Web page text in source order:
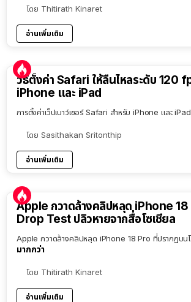
โดย Thitirath Kinaret
อ่านเพิ่มเติม
วิธีตั้งค่า Safari ให้ลื่นไหลระดับ 120
iPhone และ iPad
การตั้งค่าเว็ปเบาว์เซอร์ Safari สำหรับ iPhone และ
โดย Sasithakan Sritonthip
อ่านเพิ่มเติม
Apple กวาดล้างคลิปหลุด iPhone 18
Drop Test ปลิวหายจากสื่อโซเชียล
Apple กวาดล้างคลิปหลุด iPhone 18 Pro ที่ปรากฏบ
มากกว่า
โดย Thitirath Kinaret
อ่านเพิ่มเติม